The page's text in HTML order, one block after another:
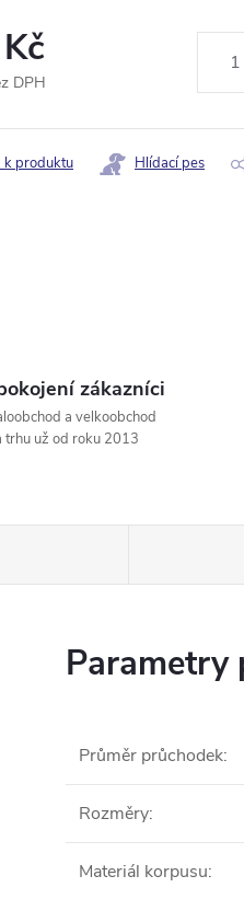
DPH
k produktu Hlídací pes
zákazníci
a velkoobchod
trhu už od roku 2013
Parametry
Průměr průchodek:
Rozměry:
Materiál korpusu: